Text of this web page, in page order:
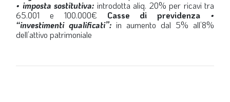
• imposta sostitutiva: introdotta aliq. 20% per ricavi tra
65.001 e 100.000€ Casse di previdenza
•
“investimenti qualificati”: in aumento dal 5% all’8%
dell’attivo patrimoniale